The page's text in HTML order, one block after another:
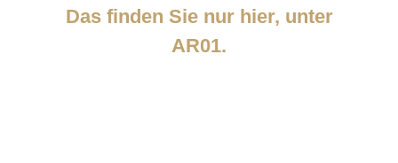
Das finden Sie nur hier, unter
AR01.